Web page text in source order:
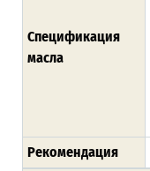
Спецификация
масла
Рекомендация